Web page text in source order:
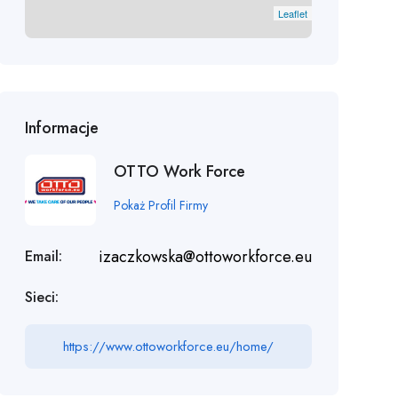
Leaflet
Informacje
OTTO Work Force
Pokaż Profil Firmy
Email: izaczkowska@ottoworkforce.eu
Sieci:
https://www.ottoworkforce.eu/home/